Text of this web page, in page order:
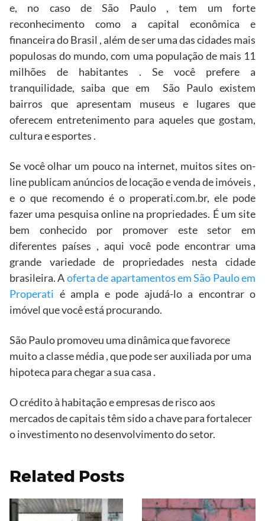
e, no caso de São Paulo , tem um forte
reconhecimento como a capital econômica e
financeira do Brasil , além de ser uma das cidades mais
populosas do mundo, com uma população de mais 11
milhões de habitantes . Se você prefere a
tranquilidade, saiba que em São Paulo existem
bairros que apresentam museus e lugares que
oferecem entretenimento para aqueles que gostam,
cultura e esportes .
Se você olhar um pouco na internet, muitos sites on-
line publicam anúncios de locação e venda de imóveis ,
e o que recomendo é o properati.com.br, ele pode
fazer uma pesquisa online na propriedades. É um site
bem conhecido por promover este setor em
diferentes países , aqui você pode encontrar uma
grande variedade de propriedades nesta cidade
brasileira. Aoferta de apartamentos em São Paulo em
Properati é ampla e pode ajudá-lo a encontrar o
imóvel que você está procurando.
São Paulo promoveu uma dinâmica que favorece
muito a classe média , que pode ser auxiliada por uma
hipoteca para chegar a sua casa .
O crédito à habitação e empresas de risco aos
mercados de capitais têm sido a chave para fortalecer
o investimento no desenvolvimento do setor.
Related Posts